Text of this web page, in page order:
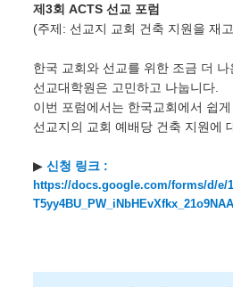
제3회 ACTS 선교 포럼
(주제: 선교지 교회 건축 지원을 재
한국 교회와 선교를 위한 조금 더
선교대학원은 고민하고 나눕니다.
이번 포럼에서는 한국교회에서 쉽
선교지의 교회 예배당 건축 지원에
▶ 신청 링크 :
https://docs.google.com/forms/d/e/